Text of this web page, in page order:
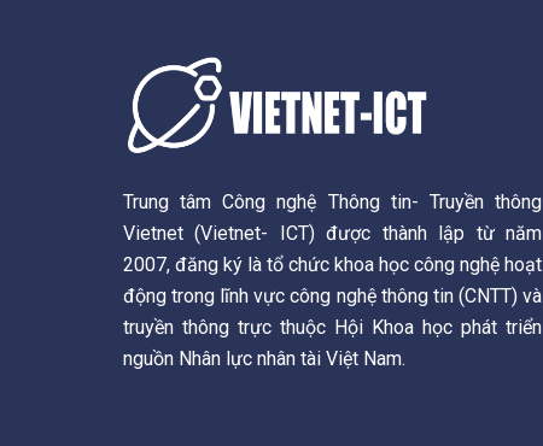
Trung tâm Công nghệ Thông tin- Truyền thông
Vietnet (Vietnet- ICT) được thành lập từ năm
2007, đăng ký là tổ chức khoa học công nghệ hoạt
động trong lĩnh vực công nghệ thông tin (CNTT) và
truyền thông trực thuộc Hội Khoa học phát triển
nguồn Nhân lực nhân tài Việt Nam.